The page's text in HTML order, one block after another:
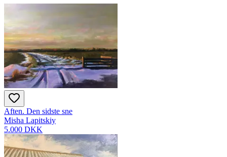
Aften. Den sidste sne
Misha Lapitskiy
5.000 DKK